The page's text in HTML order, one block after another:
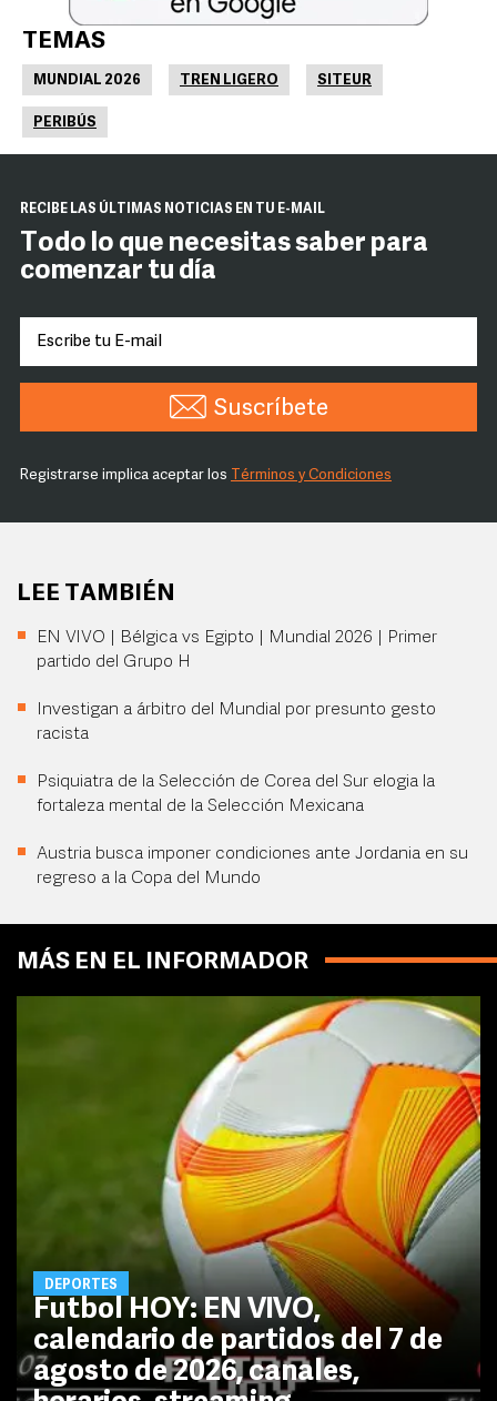
TEMAS
MUNDIAL 2026 TREN LIGERO SITEUR
PERIBÚS
RECIBE LAS ÚLTIMAS NOTICIAS EN TU E-MAIL
Todo lo que necesitas saber para
comenzar tu día
Suscríbete
Registrarse implica aceptar los Términos y Condiciones
LEE TAMBIÉN
EN VIVO | Bélgica vs Egipto | Mundial 2026 | Primer
partido del Grupo H
Investigan a árbitro del Mundial por presunto gesto
racista
Psiquiatra de la Selección de Corea del Sur elogia la
fortaleza mental de la Selección Mexicana
Austria busca imponer condiciones ante Jordania en su
regreso a la Copa del Mundo
MÁS EN EL INFORMADOR
DEPORTES
Futbol HOY: EN VIVO,
calendario de partidos del 7 de
agosto de 2026, canales,